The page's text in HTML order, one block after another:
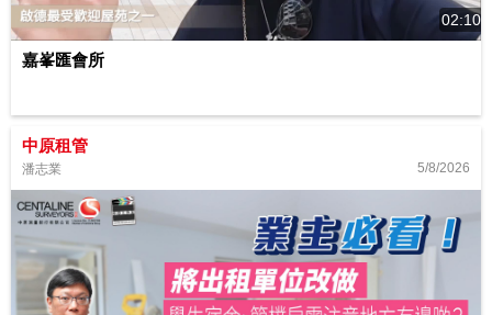
02:10
嘉峯匯會所
中原租管
潘志業 5/8/2026